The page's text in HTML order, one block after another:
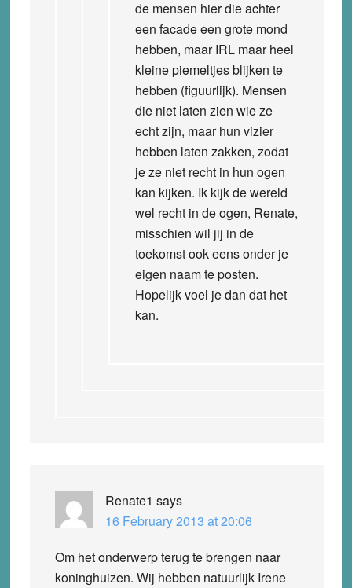
de mensen hier die achter
een facade een grote mond
hebben, maar IRL maar heel
kleine piemeltjes blijken te
hebben (figuurlijk). Mensen
die niet laten zien wie ze
echt zijn, maar hun vizier
hebben laten zakken, zodat
je ze niet recht in hun ogen
kan kijken. Ik kijk de wereld
wel recht in de ogen, Renate,
misschien wil jij in de
toekomst ook eens onder je
eigen naam te posten.
Hopelijk voel je dan dat het
kan.
Renate1 says
16 February 2013 at 20:06
Om het onderwerp terug te brengen naar
koninghuizen. Wij hebben natuurlijk Irene